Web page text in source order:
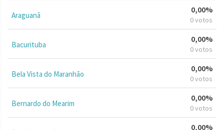
Araguanã
0,00%
0 votos
Bacurituba
0,00%
0 votos
Bela Vista do Maranhão
0,00%
0 votos
Bernardo do Mearim
0,00%
0 votos
0,00%